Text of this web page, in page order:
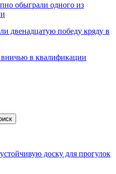
обыграли одного из
двенадцатую победу кряду в
в квалификации
доску для прогулок